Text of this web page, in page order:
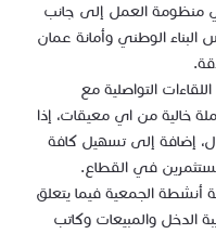
منظومة العمل إلى جانب
البناء الوطني وأمانة عمان
التواصلية مع
خالية من اي معيقات، إذا
إضافة إلى تسهيل كافة
في القطاع.
أنشطة الجمعية فيما يتعلق
الدخل والمبيعات وكاتب